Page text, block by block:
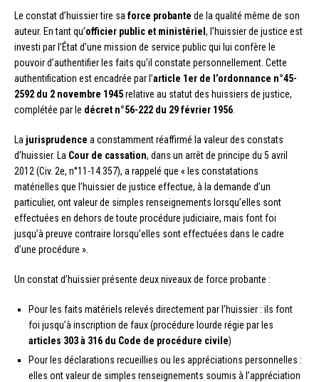
Le constat d’huissier tire sa force probante de la qualité même de son
auteur. En tant qu’officier public et ministériel , l’huissier de justice est
investi par l’État d’une mission de service public qui lui confère le
pouvoir d’authentifier les faits qu’il constate personnellement. Cette
authentification est encadrée par l’article 1er de l’ordonnance n°45-
2592 du 2 novembre 1945relative au statut des huissiers de justice,
complétée par le décret n°56-222 du 29 février 1956
La jurisprudence a constamment réaffirmé la valeur des constats
d’huissier. La Cour de cassation, dans un arrêt de principe du 5 avril
2012 (Civ. 2e, n°11-14.357), a rappelé que « les constatations
matérielles que l’huissier de justice effectue, à la demande d’un
particulier, ont valeur de simples renseignements lorsqu’elles sont
effectuées en dehors de toute procédure judiciaire, mais font foi
jusqu’à preuve contraire lorsqu’elles sont effectuées dans le cadre
d’une procédure ».
Un constat d’huissier présente deux niveaux de force probante :
Pour les faits matériels relevés directement par l’huissier : ils font
foi jusqu’à inscription de faux (procédure lourde régie par les
articles 303 à 316 du Code de procédure civile)
Pour les déclarations recueillies ou les appréciations personnelles :
elles ont valeur de simples renseignements soumis à l’appréciation